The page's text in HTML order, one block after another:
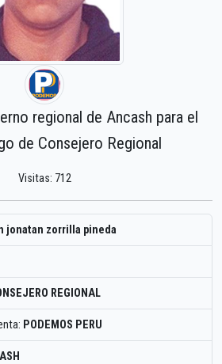
regional de Ancash para el
de Consejero Regional
Visitas: 712
jonatan zorrilla pineda
REGIONAL
PODEMOS PERU